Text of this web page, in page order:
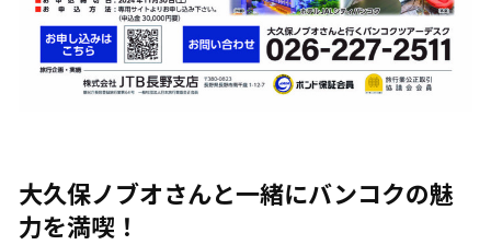
大久保ノブオさんと一緒にバンコクの魅
力を満喫！